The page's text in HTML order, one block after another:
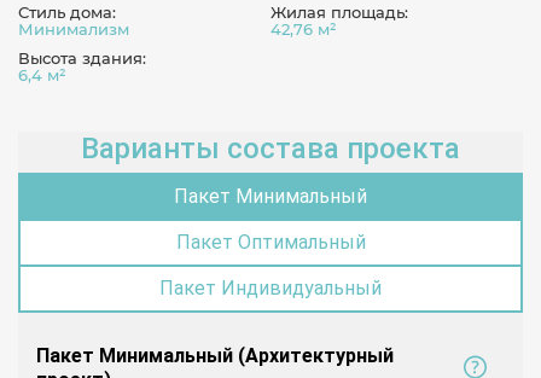
Стиль дома:
Минимализм
Жилая площадь:
42,76 м²
Высота здания:
6,4 м²
Варианты состава проекта
Пакет Минимальный
Пакет Оптимальный
Пакет Индивидуальный
Пакет Минимальный (Архитектурный